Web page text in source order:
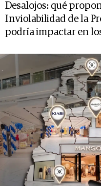
Desalojos: qué
Inviolabilidad de la
podría impactar en